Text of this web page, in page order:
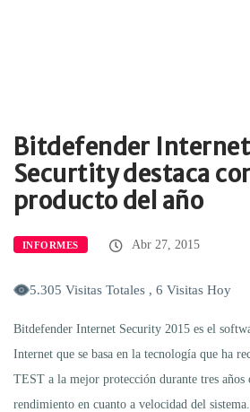
Bitdefender Internet
Securtity destaca
producto del año
INFORMES Abr 27, 2015
5.305 Visitas Totales , 6 Visitas Hoy
Bitdefender Internet Security 2015 es el
Internet que se basa en la tecnología que ha
TEST a la mejor protección durante tres
rendimiento en cuanto a velocidad del